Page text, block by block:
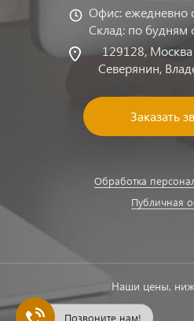
Офис: ежедневно
Склад: по будням
129128,
Северянин,
Заказать
Обработка
Публичная
Наши цены,
Позвоните нам!